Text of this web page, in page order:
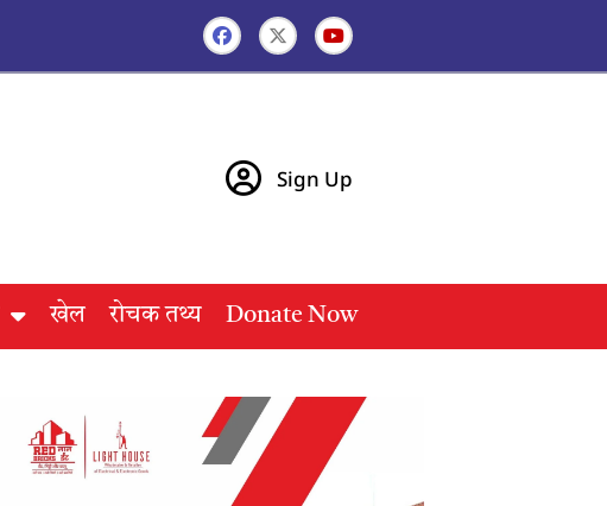
Sign Up
खेल रोचक तथ्य Donate Now